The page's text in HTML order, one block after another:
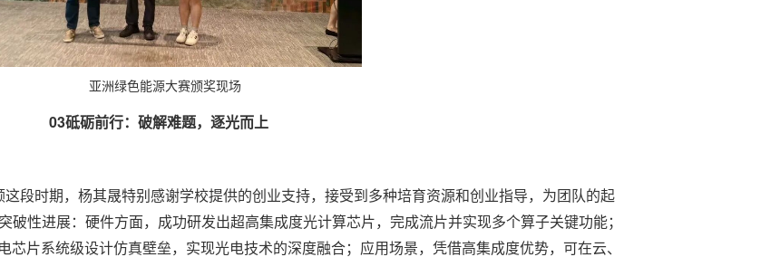
赛颁奖现场
03砥砺前行：破解难题，逐光而上
段时期，杨其晟特别感谢学校提供的创业支持，接受到多种培育资源和创业指导，为团队的起
破性进展：硬件方面，成功研发出超高集成度光计算芯片，完成流片并实现多个算子关键功能；
片系统级设计仿真壁垒，实现光电技术的深度融合；应用场景，凭借高集成度优势，可在云、